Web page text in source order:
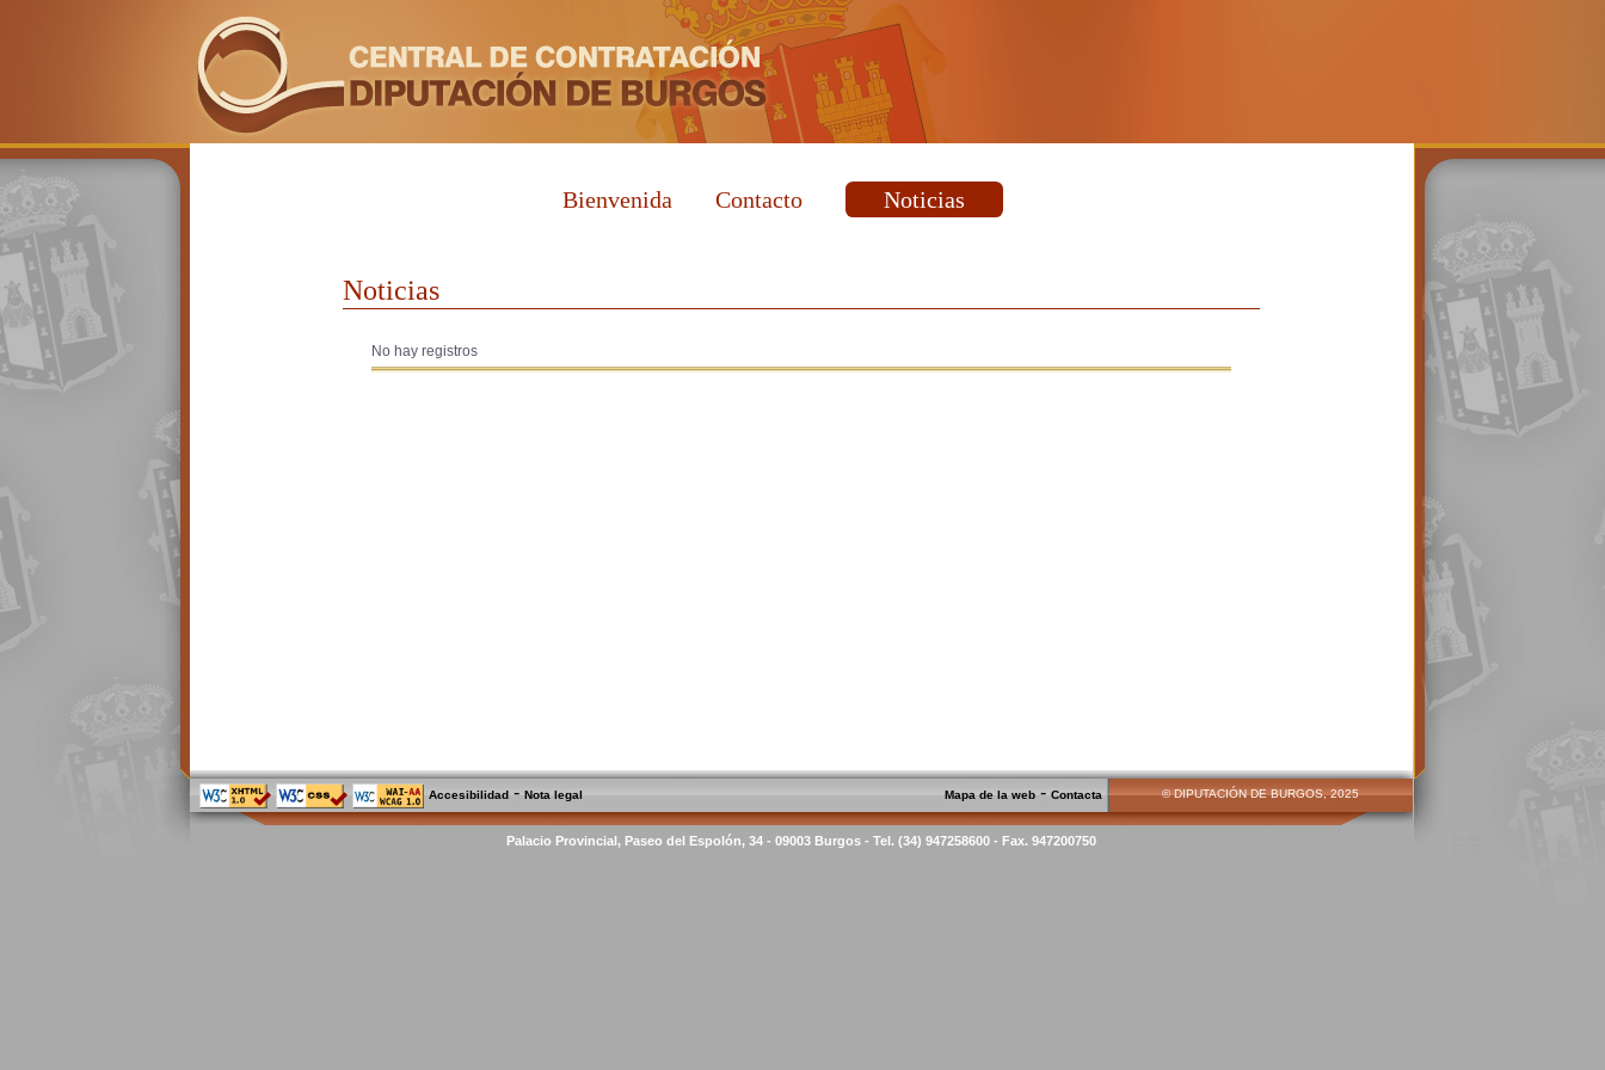
Bienvenida Contacto Noticias
Noticias
No hay registros
Accesibilidad -Nota legal Mapa de la web -Contacta © DIPUTACIÓN DE BURGOS, 2025
Palacio Provincial, Paseo del Espolón, 34 - 09003 Burgos - Tel. (34) 947258600 - Fax. 947200750